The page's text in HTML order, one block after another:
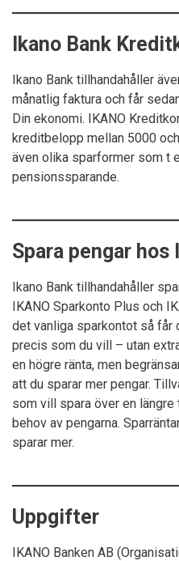
Ikano Bank
Ikano Bank tillhandahåller
månatlig faktura och får
Din ekonomi. IKANO
kreditbelopp mellan 5000
även olika sparformer som t
pensionssparande.
Spara pengar hos
Ikano Bank tillhandahåller
IKANO Sparkonto Plus och
det vanliga sparkontot så får
precis som du vill – utan
en högre ränta, men
att du sparar mer pengar.
som vill spara över en
behov av pengarna.
sparar mer.
Uppgifter
IKANO Banken AB